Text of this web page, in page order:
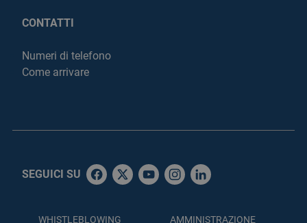
CONTATTI
Numeri di telefono
Come arrivare
SEGUICI SU
WHISTLEBLOWING AMMINISTRAZIONE